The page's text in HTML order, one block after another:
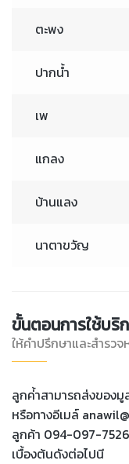
ตะพง
ปากน้ำ
เพ
แกลง
บ้านแลง
นาตาขวัญ
ขั้นตอนการใช้บริ
ให้คำปรึกษาและสำรว
ลูกค่้าสามารถส่งของ
หรือทางอีเมล์
ลูกค้า 094-097-7526
เบื้องต้นดังต่อไปนี